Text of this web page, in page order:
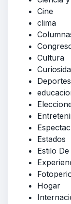
Cine
clima
Cultura
Deportes
Estados
Estilo De
Hogar